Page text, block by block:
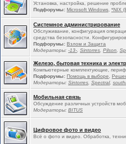
Установка, настройка, решение
Подфорумы: Microsoft Windows *NIX
Системное администрирование
Обслуживание, конфигурация
средства безопасности.
Подфорумы: Взлом и Защита
Модераторы: -13- Sintorres Pilson
Железо, бытовая техника и
Компьютерные комплектующие,
Подфорумы: Помощь в выборе
Модераторы: Sintorres Spectral,
Мобильная связь
Обсуждение различных устройств
Модераторы: BITUS
Цифровое фото и видео
Всё о фото и видео. Обработка,